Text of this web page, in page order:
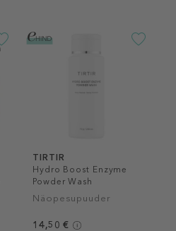
TIRTIR
Hydro Boost Enzyme
Powder Wash
Näopesupuuder
14,50 €